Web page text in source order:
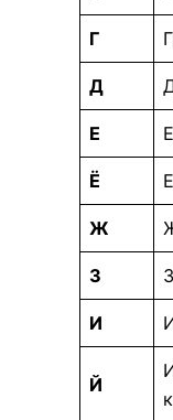
Г
Д
Е
Ё
Ж
З
И
Й